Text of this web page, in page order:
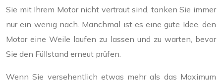
Sie mit Ihrem Motor nicht vertraut sind, tanken Sie immer
nur ein wenig nach. Manchmal ist es eine gute Idee, den
Motor eine Weile laufen zu lassen und zu warten, bevor
Sie den Füllstand erneut prüfen.
Wenn Sie versehentlich etwas mehr als das Maximum